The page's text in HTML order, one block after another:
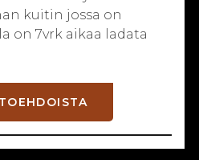
kuitin jossa on
on 7vrk aikaa ladata
useampi